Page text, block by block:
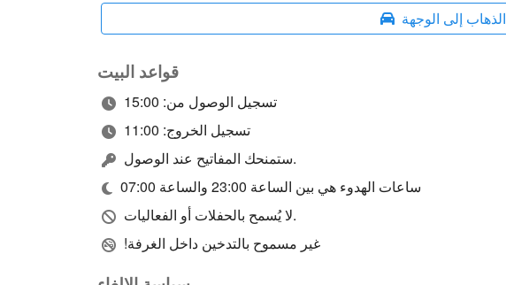
الذهاب إلى الوجهة
قواعد البيت
تسجيل الوصول من: 15:00
تسجيل الخروج: 11:00
ستمنحك المفاتيح عند الوصول.
ساعات الهدوء هي بين الساعة 23:00 والساعة 07:00
لا يُسمح بالحفلات أو الفعاليات.
!غير مسموح بالتدخين داخل الغرفة